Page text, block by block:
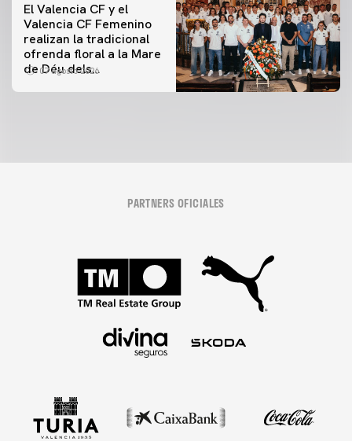
El Valencia CF y el
Valencia CF Femenino
realizan la tradicional
ofrenda floral a la Mare
de Déu dels
07 agosto 2026
PARTNERS OFICIALES